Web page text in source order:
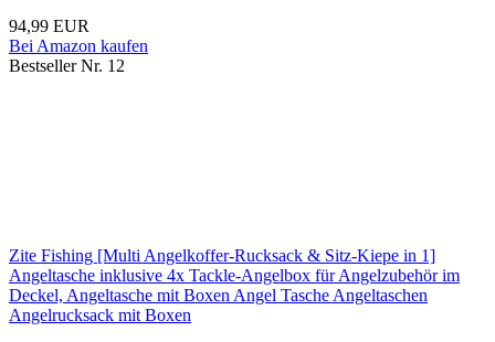
94,99 EUR
Bei Amazon kaufen
Bestseller Nr. 12
Zite Fishing [Multi Angelkoffer-Rucksack & Sitz-Kiepe in 1]
Angeltasche inklusive 4x Tackle-Angelbox für Angelzubehör im
Deckel, Angeltasche mit Boxen Angel Tasche Angeltaschen
Angelrucksack mit Boxen